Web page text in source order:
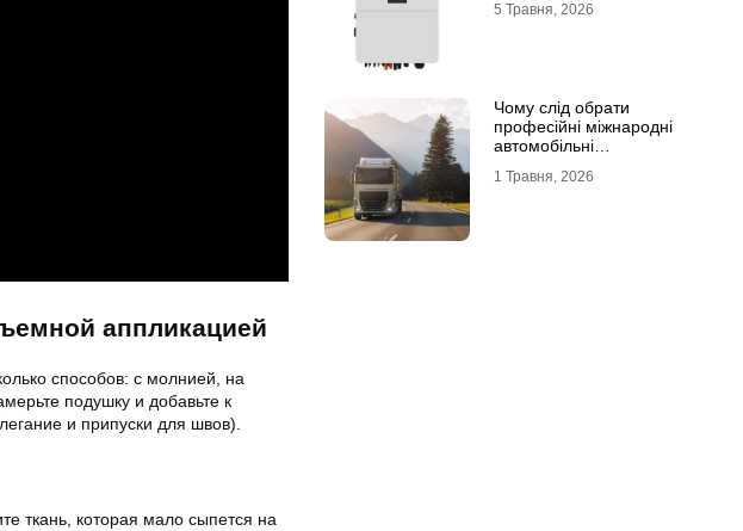
аппликацией
способов: с молнией, на
подушку и добавьте к
и припуски для швов).
ткань, которая мало сыпется на
DEYE
5 Травня, 2026
Чому слід обрати
професійні міжнародні
автомобільні
1 Травня, 2026